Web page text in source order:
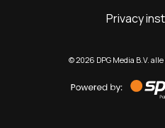
Privacy
©2026 DPG Media B.V.